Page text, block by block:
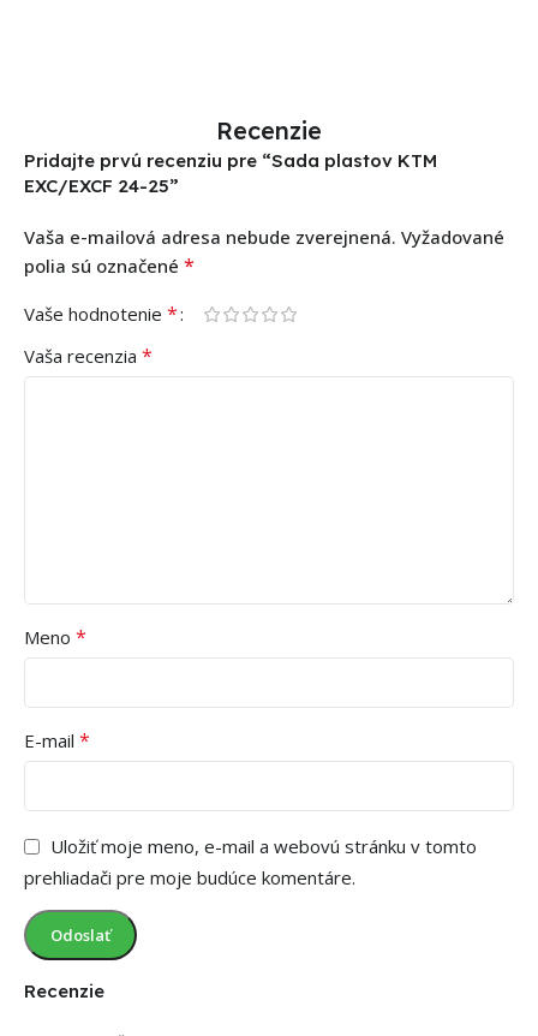
Recenzie
Recenzie
Pridajte prvú recenziu pre “Sada plastov KTM
EXC/EXCF 24-25”
Vaša e-mailová adresa nebude zverejnená. Vyžadované
polia sú označené *
Vaše hodnotenie *
Vaša recenzia *
Meno *
E-mail *
Uložiť moje meno, e-mail a webovú stránku v tomto
prehliadači pre moje budúce komentáre.